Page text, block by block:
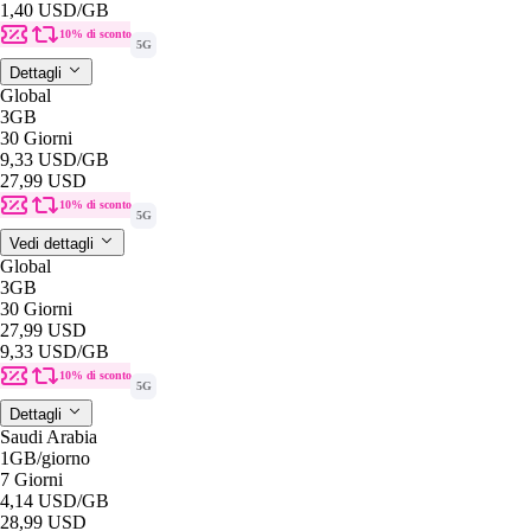
1,40 USD/GB
10% di sconto
5G
Dettagli
Global
3GB
30 Giorni
9,33 USD/GB
27,99 USD
10% di sconto
5G
Vedi dettagli
Global
3GB
30 Giorni
27,99 USD
9,33 USD/GB
10% di sconto
5G
Dettagli
Saudi Arabia
1GB/giorno
7 Giorni
4,14 USD/GB
28,99 USD